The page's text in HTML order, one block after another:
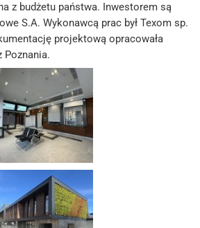
z budżetu państwa. Inwestorem są
S.A. Wykonawcą prac był Texom sp.
projektową opracowała
Poznania.